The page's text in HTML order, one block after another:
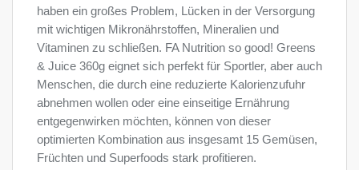
haben ein großes Problem, Lücken in der Versorgung
mit wichtigen Mikronährstoffen, Mineralien und
Vitaminen zu schließen. FA Nutrition so good! Greens
& Juice 360g eignet sich perfekt für Sportler, aber auch
Menschen, die durch eine reduzierte Kalorienzufuhr
abnehmen wollen oder eine einseitige Ernährung
entgegenwirken möchten, können von dieser
optimierten Kombination aus insgesamt 15 Gemüsen,
Früchten und Superfoods stark profitieren.